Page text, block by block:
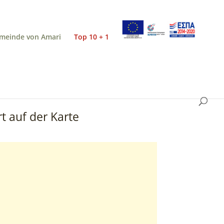
von Amari Top 10 + 1
auf der Karte